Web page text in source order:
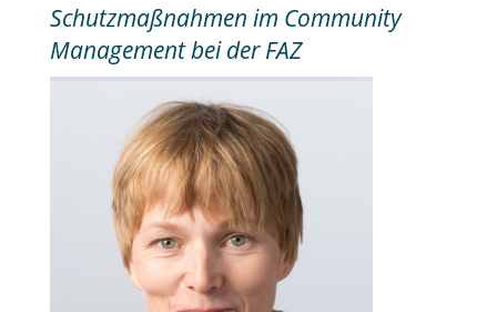
Schutzmaßnahmen im Community
Management bei der FAZ